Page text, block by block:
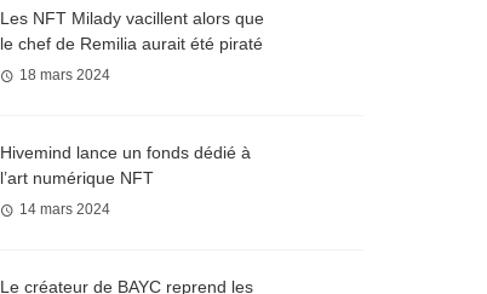
Les NFT Milady vacillent alors que
le chef de Remilia aurait été piraté
18 mars 2024
Hivemind lance un fonds dédié à
l’art numérique NFT
14 mars 2024
Le créateur de BAYC reprend les